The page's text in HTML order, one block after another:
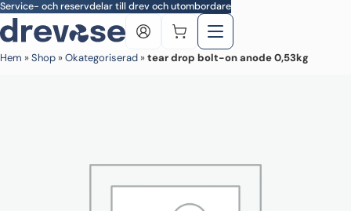
Skip to main content
Service- och reservdelar till drev och utombordare
Hem »Shop »Okategoriserad »tear drop bolt-on anode 0,53kg